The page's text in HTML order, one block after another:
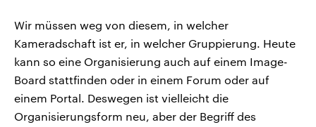
Wir müssen weg von diesem, in welcher
Kameradschaft ist er, in welcher Gruppierung. Heute
kann so eine Organisierung auch auf einem Image-
Board stattfinden oder in einem Forum oder auf
einem Portal. Deswegen ist vielleicht die
Organisierungsform neu, aber der Begriff des